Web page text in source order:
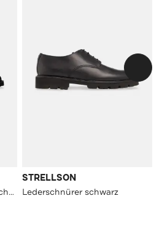
Budapester 'Pero Danilo' schwarz
STRELLSON
Lederschnürer schwarz